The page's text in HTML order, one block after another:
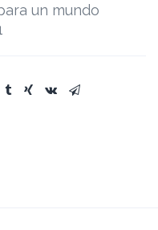
un mundo